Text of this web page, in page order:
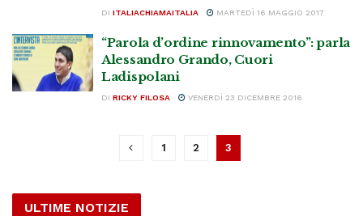
DI ITALIACHIAMAITALIA MARTEDÌ 16 MAGGIO 2017
“Parola d’ordine rinnovamento”: parla
Alessandro Grando, Cuori
Ladispolani
DI RICKY FILOSA VENERDÌ 23 DICEMBRE 2016
1 2 3
ULTIME NOTIZIE